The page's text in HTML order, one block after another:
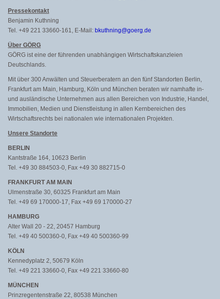
Pressekontakt
Benjamin Kuthning
Tel. +49 221 33660-161, E-Mail: bkuthning@goerg.de
Über GÖRG
GÖRG ist eine der führenden unabhängigen Wirtschaftskanzleien
Deutschlands.
Mit über 300 Anwälten und Steuerberatern an den fünf Standorten Berlin,
Frankfurt am Main, Hamburg, Köln und München beraten wir namhafte in-
und ausländische Unternehmen aus allen Bereichen von Industrie, Handel,
Immobilien, Medien und Dienstleistung in allen Kernbereichen des
Wirtschaftsrechts bei nationalen wie internationalen Projekten.
Unsere Standorte
BERLIN
Kantstraße 164, 10623 Berlin
Tel. +49 30 884503-0, Fax +49 30 882715-0
FRANKFURT AM MAIN
Ulmenstraße 30, 60325 Frankfurt am Main
Tel. +49 69 170000-17, Fax +49 69 170000-27
HAMBURG
Alter Wall 20 - 22, 20457 Hamburg
Tel. +49 40 500360-0, Fax +49 40 500360-99
KÖLN
Kennedyplatz 2, 50679 Köln
Tel. +49 221 33660-0, Fax +49 221 33660-80
MÜNCHEN
Prinzregentenstraße 22, 80538 München